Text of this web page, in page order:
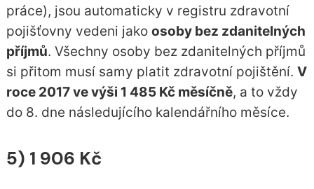
práce), jsou automaticky v registru zdravotní
pojišťovny vedeni jako osoby bez zdanitelných
příjmů. Všechny osoby bez zdanitelných příjmů
si přitom musí samy platit zdravotní pojištění. V
roce 2017 ve výši 1 485 Kč měsíčně, a to vždy
do 8. dne následujícího kalendářního měsíce.
5) 1 906 Kč